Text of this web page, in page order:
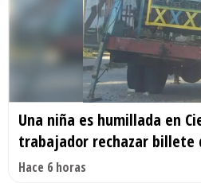
Una niña es humillada en
trabajador rechazar billete
Hace 6 horas